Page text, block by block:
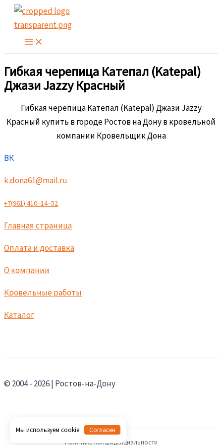
Перейти
содержимому
Гибкая черепица Катепал (Katepal)
Джази Jazzy Красный
Гибкая черепица Катепал (Katepal) Джази Jazzy
Красный купить в городе Ростов на Дону в кровельной
компании Кровельщик Дона
ВК
k.dona61@mail.ru
+7(961) 410–14–52
Главная страница
Оплата и доставка
О компании
Кровельные работы
Каталог
© 2004 - 2026 | Ростов-на-Дону
Политика конфиденциальности
Мы используем cookie Согласен